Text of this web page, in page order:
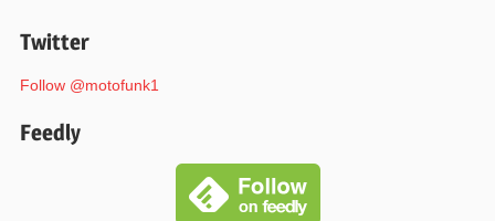
Twitter
Follow @motofunk1
Feedly